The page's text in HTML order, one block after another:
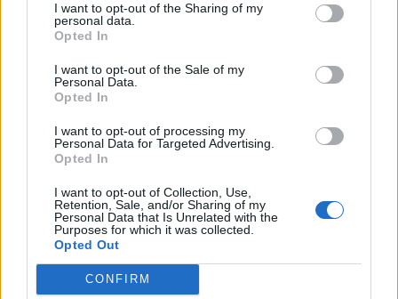
I want to opt-out of the Sharing of my
personal data.
Opted In
I want to opt-out of the Sale of my
Personal Data.
Opted In
I want to opt-out of processing my
Personal Data for Targeted Advertising.
Opted In
I want to opt-out of Collection, Use,
Retention, Sale, and/or Sharing of my
Personal Data that Is Unrelated with the
Purposes for which it was collected.
Opted Out
CONFIRM
Trots mycket folk:
"Brottsligheten
sticker inte ut
under sommaren"
Några misshandelsfall,
narkotikabrott, några stölder
och fortsatt många
bredrägerier.
"Det fanns inga
tvungna att sälja"
Nuvarande styrelse i Båstad
medlem.